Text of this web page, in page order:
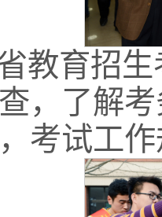
教育招
，了解
考试工